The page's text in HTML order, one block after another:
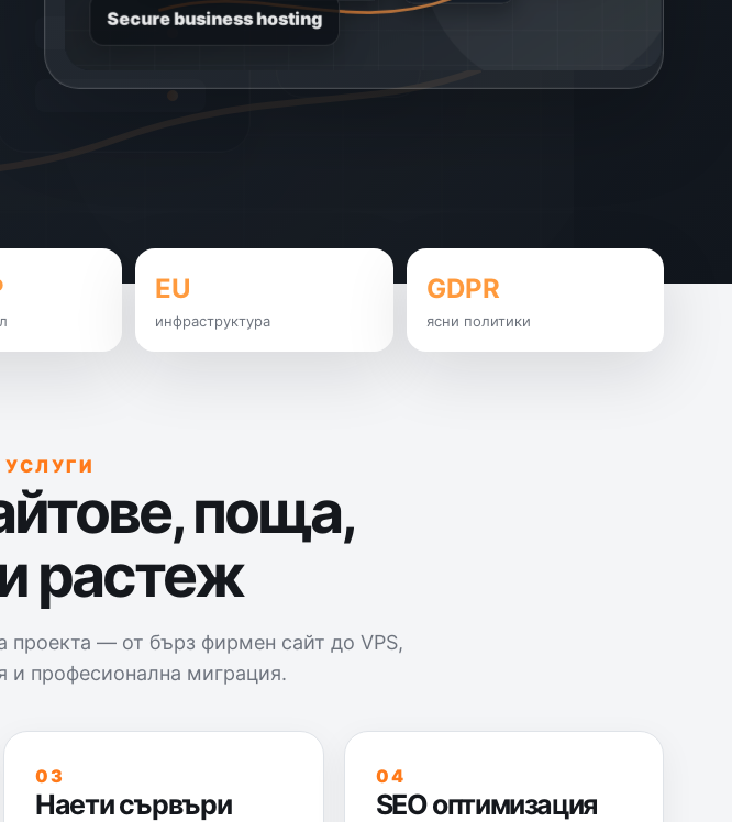
Secure business hosting
EU
инфраструктура
GDPR
ясни политики
поща,
растеж
проекта — от бърз фирмен сайт до VPS,
и професионална миграция.
03
Наети сървъри
04
SEO оптимизация